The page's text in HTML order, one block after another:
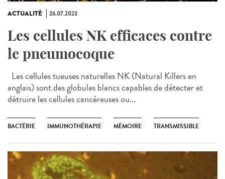
ACTUALITÉ 26.07.2023
Les cellules NK efficaces contre
le pneumocoque
Les cellules tueuses naturelles NK (Natural Killers en
anglais) sont des globules blancs capables de détecter et
détruire les cellules cancéreuses ou...
BACTÉRIE IMMUNOTHÉRAPIE MÉMOIRE TRANSMISSIBLE